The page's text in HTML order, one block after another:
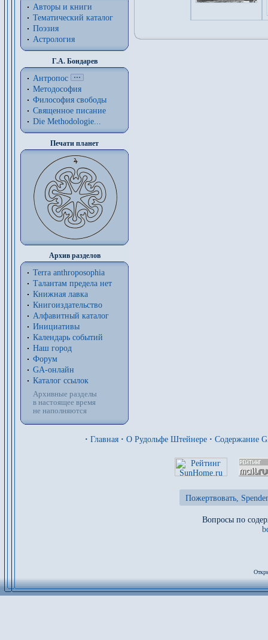
Авторы и книги
Тематический каталог
Поэзия
Астрология
Г.А. Бондарев
Антропос
Методософия
Философия cвободы
Священное писание
Die Methodologie...
Печати планет
Архив разделов
Terra anthroposophia
Талантам предела нет
Книжная лавка
Книгоиздательство
Алфавитный каталог
Инициативы
Календарь событий
Наш город
Форум
GA-онлайн
Каталог ссылок
Архивные разделы
в настоящее время
не наполняются
· Главная · О Рудольфе Штейнере · Содержание
Пожертвовать,
Вопросы по